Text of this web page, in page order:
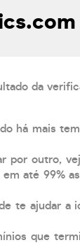
da
há mais
outro,
até 99%
te ajudar a
que